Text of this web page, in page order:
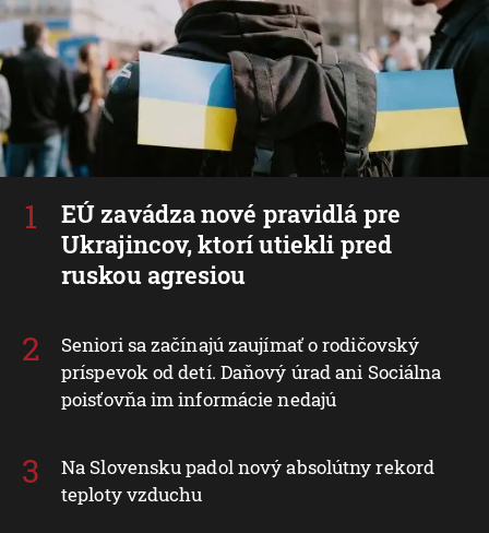
EÚ zavádza nové pravidlá pre
Ukrajincov, ktorí utiekli pred
ruskou agresiou
Seniori sa začínajú zaujímať o rodičovský
príspevok od detí. Daňový úrad ani Sociálna
poisťovňa im informácie nedajú
Na Slovensku padol nový absolútny rekord
teploty vzduchu